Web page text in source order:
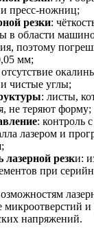
пресс-ножниц;
резки:
в области
поэтому
мм;
отсутствие
чистые углы;
: листы,
не теряют форму;
: контроль
лазером и
лазерной резки:
при
микроотверстий и
напряжений.